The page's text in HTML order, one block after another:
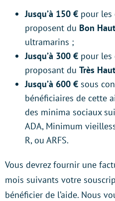
Jusqu’à 150 € pour
proposent du Bon
ultramarins ;
Jusqu’à 300 € pour les
proposant du Très
Jusqu’à 600 € sous
bénéficiaires de cette
des minima sociaux
ADA, Minimum
R, ou ARFS.
Vous devrez fournir une
mois suivants votre
bénéficier de l’aide. Nous